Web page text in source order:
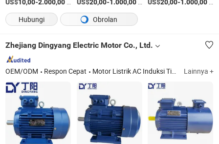
US$10,00-2.000,00 US$20,00-1.000,00/Bagian US$20,00-1.000,00
Hubungi
Obrolan
Zhejiang Dingyang Electric Motor Co., Ltd.
OEM/ODM Respon Cepat Motor Listrik AC Induksi Tiga Fase, Motor Listrik AC Induksi Tiga Fase Ms/Ys, Motor Listrik AC Tiga Fase Seri Yej dengan Rem, Ye4/Ie4 Motor Listrik AC Tiga Fase, Ye3/Ie3 Motor Listrik AC Induksi Tiga Fase, Motor Kecepatan Variabel Frekuensi Yvf, Motor AC Adjustable Elektromagnetik Seri Yct, Kipas Sentifugal, Kipas Aksial, Ye5/Ie5 Motor Listrik AC Induksi Tiga Fase Lainnya +